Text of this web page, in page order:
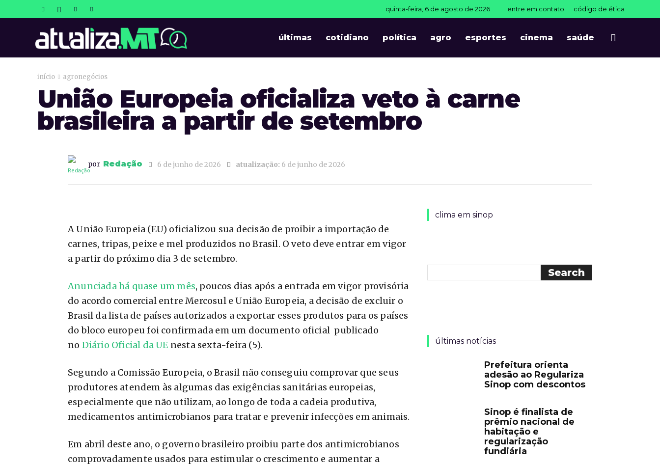
quinta-feira, 6 de agosto de 2026 entre em contato código de ética
atualizaMT últimas cotidiano política agro esportes cinema saúde
início agronegócios
União Europeia oficializa veto à carne
brasileira a partir de setembro
por Redação 6 de junho de 2026 atualização: 6 de junho de 2026
A União Europeia (EU) oficializou sua decisão de proibir a importação de
carnes, tripas, peixe e mel produzidos no Brasil. O veto deve entrar em vigor
a partir do próximo dia 3 de setembro.
Anunciada há quase um mês, poucos dias após a entrada em vigor provisória
do acordo comercial entre Mercosul e União Europeia, a decisão de excluir o
Brasil da lista de países autorizados a exportar esses produtos para os países
do bloco europeu foi confirmada em um documento oficial publicado
no Diário Oficial da UE nesta sexta-feira (5).
Segundo a Comissão Europeia, o Brasil não conseguiu comprovar que seus
produtores atendem às algumas das exigências sanitárias europeias,
especialmente que não utilizam, ao longo de toda a cadeia produtiva,
medicamentos antimicrobianos para tratar e prevenir infecções em animais.
Em abril deste ano, o governo brasileiro proibiu parte dos antimicrobianos
comprovadamente usados para estimular o crescimento e aumentar a
clima em sinop
últimas notícias
Prefeitura orienta
adesão ao Regulariza
Sinop com descontos
Sinop é finalista de
prêmio nacional de
habitação e
regularização
fundiária